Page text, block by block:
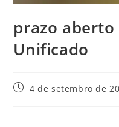
prazo
Unificado
Post4 de setembro de